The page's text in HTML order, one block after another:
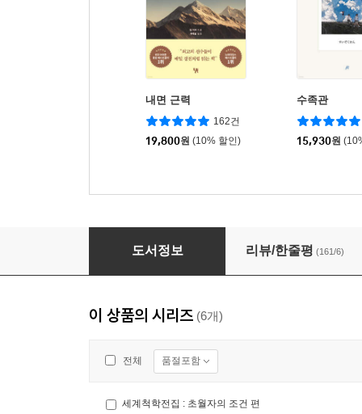
내면 근력
162건
19,800원 (10% 할인)
수족관
15,930원
세계척학전집 : 초월자의 조건 편
도서정보 리뷰/한줄평 (161/6)
이 상품의 시리즈 (6개)
전체 품절포함
세계척학전집 : 초월자의 조건 편